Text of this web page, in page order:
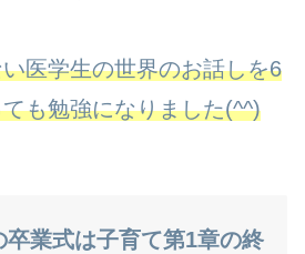
医学生の世界のお話しを6
も勉強になりました(^^)
卒業式は子育て第1章の終